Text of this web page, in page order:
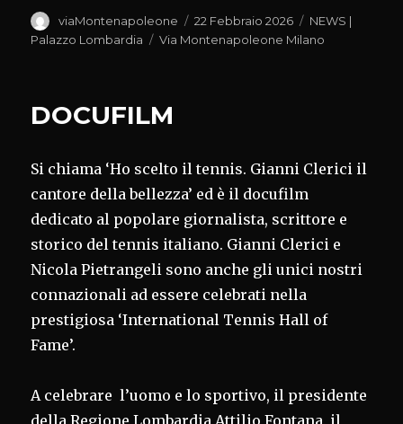
Autore
viaMontenapoleone
Pubblicato
il
22 Febbraio 2026 Categorie
NEWS |
Palazzo Lombardia
Tag
Via Montenapoleone Milano
DOCUFILM
Si chiama ‘Ho scelto il tennis. Gianni Clerici il
cantore della bellezza’ ed è il docufilm
dedicato al popolare giornalista, scrittore e
storico del tennis italiano. Gianni Clerici e
Nicola Pietrangeli sono anche gli unici nostri
connazionali ad essere celebrati nella
prestigiosa ‘International Tennis Hall of
Fame’.
A celebrare l’uomo e lo sportivo, il presidente